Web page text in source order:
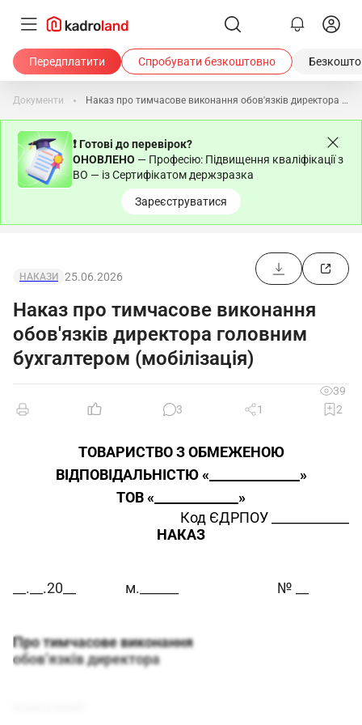
Передплатити Спробувати безкоштовно
Документи Наказ про тимчасове виконання обов'язків директора головним бухгалтером (мобілізація)
❗ Готові до перевірок?
ОНОВЛЕНО — Професію: Підвищення кваліфікації з
ВО — із Сертифікатом держзразка
Зареєструватися
НАКАЗИ 25.06.2026
Наказ про тимчасове виконання
обов'язків директора головним
бухгалтером (мобілізація)
39
3
1 2
ТОВАРИСТВО З ОБМЕЖЕНОЮ
ВІДПОВІДАЛЬНІСТЮ «
»
ТОВ «
»
Код ЄДРПОУ ____________
НАКАЗ
__.__.20__ м.______ № __
Про тимчасове виконання
обов’язків директора